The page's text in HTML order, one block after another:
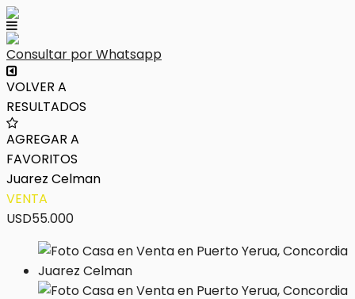
Consultar por Whatsapp
VOLVER A
RESULTADOS
AGREGAR A
FAVORITOS
Juarez Celman
VENTA
USD55.000